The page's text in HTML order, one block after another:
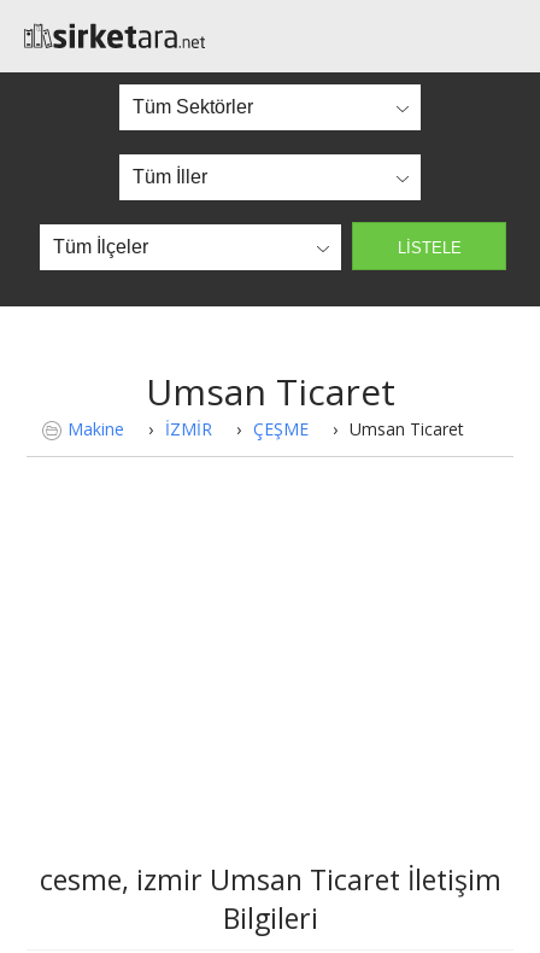
Umsan Ticaret
Makine › İZMİR › ÇEŞME › Umsan Ticaret
cesme, izmir Umsan Ticaret İletişim
Bilgileri